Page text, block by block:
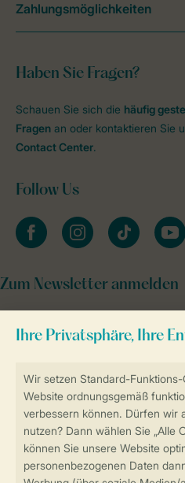
Sicher und schnell zur
Sichere Datenübertragung
Sicheres Bezahlen
Haben Sie Fragen?
Schauen Sie sich die häufig
Fragen an oder kontaktieren Sie
Contact Center.
Follow Us
facebookinstagramtiktok
Zum Newsletter anmelden
Zahlungsmöglichkeiten